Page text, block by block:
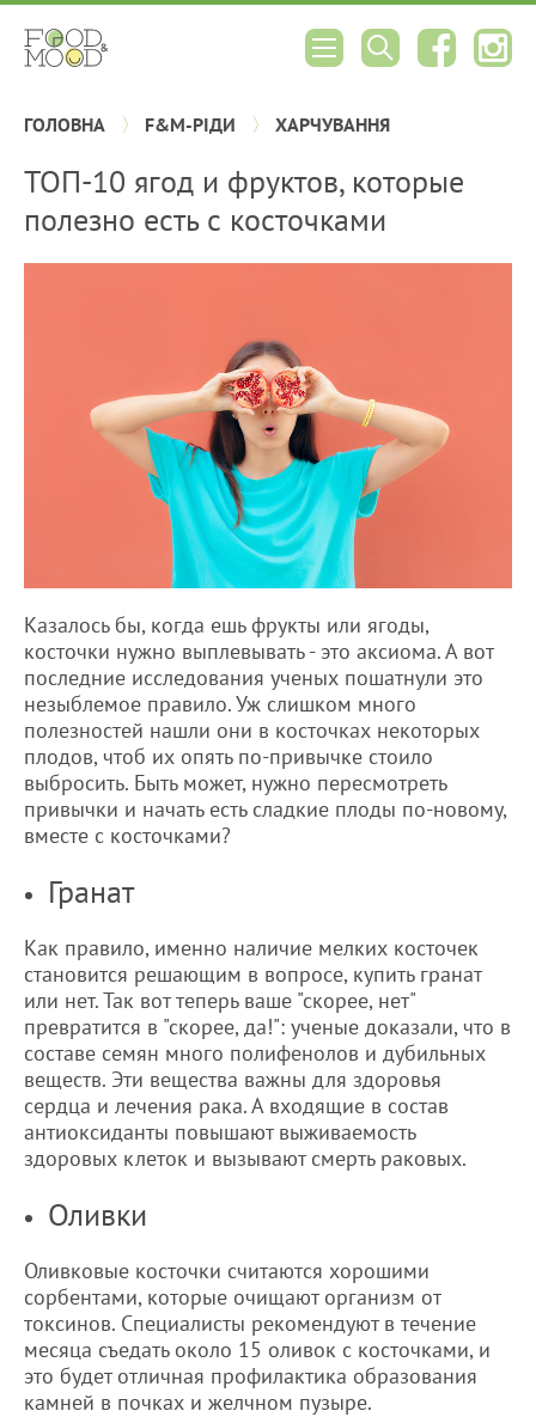
ГОЛОВНА F&M-РІДИ ХАРЧУВАННЯ
ТОП-10 ягод и фруктов, которые
полезно есть с косточками
Казалось бы, когда ешь фрукты или ягоды,
косточки нужно выплевывать - это аксиома. А вот
последние исследования ученых пошатнули это
незыблемое правило. Уж слишком много
полезностей нашли они в косточках некоторых
плодов, чтоб их опять по-привычке стоило
выбросить. Быть может, нужно пересмотреть
привычки и начать есть сладкие плоды по-новому,
вместе с косточками?
Гранат
Как правило, именно наличие мелких косточек
становится решающим в вопросе, купить гранат
или нет. Так вот теперь ваше "скорее, нет"
превратится в "скорее, да!": ученые доказали, что в
составе семян много полифенолов и дубильных
веществ. Эти вещества важны для здоровья
сердца и лечения рака. А входящие в состав
антиоксиданты повышают выживаемость
здоровых клеток и вызывают смерть раковых.
Оливки
Оливковые косточки считаются хорошими
сорбентами, которые очищают организм от
токсинов. Специалисты рекомендуют в течение
месяца съедать около 15 оливок с косточками, и
это будет отличная профилактика образования
камней в почках и желчном пузыре.